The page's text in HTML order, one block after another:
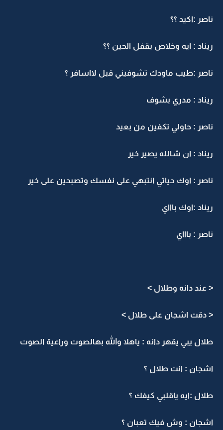
ناصر :اكيد ؟؟
ريناد : ايه وخلاص بقفل الحين ؟؟
ناصر :طيب ماودك تشوفيني قبل لااسافر ؟
ريناد : مدري بشوف
ناصر : حاولي تكفين من بعيد
ريناد : ان شالله يصير خير
ناصر : اوك حياتي انتبهي على نفسك وتصبحين على خير
ريناد :اوك باااي
ناصر : باااي
< عند دانه وطلال >
< دقت اشجان على طلال >
طلال يبي يقهر دانه : ياهلا والله بهالصوت وراعية الصوت
اشجان : انت طلال ؟
طلال :ايه ياقلبي كيفك ؟
اشجان : وش فيك تعبان ؟